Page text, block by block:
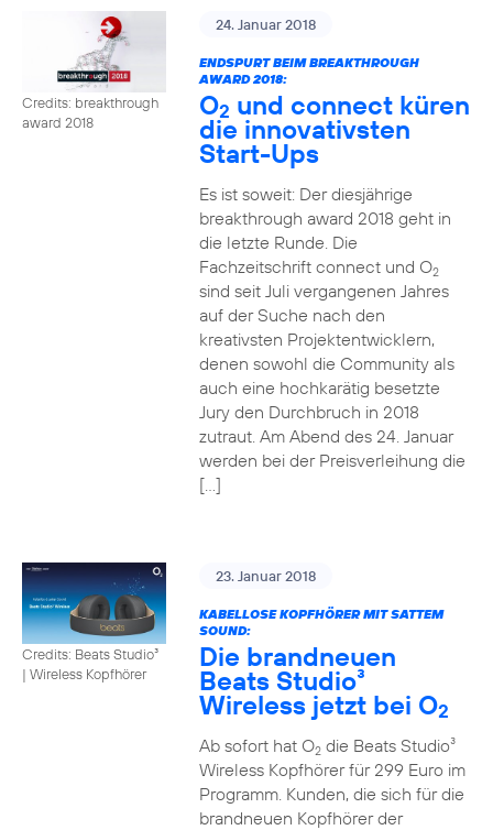
Credits: breakthrough
award 2018
24. Januar 2018
ENDSPURT BEIM BREAKTHROUGH
AWARD 2018:
O2 und connect küren
die innovativsten
Start-Ups
Es ist soweit: Der diesjährige
breakthrough award 2018 geht in
die letzte Runde. Die
Fachzeitschrift connect und O2
sind seit Juli vergangenen Jahres
auf der Suche nach den
kreativsten Projektentwicklern,
denen sowohl die Community als
auch eine hochkarätig besetzte
Jury den Durchbruch in 2018
zutraut. Am Abend des 24. Januar
werden bei der Preisverleihung die
[…]
Credits: Beats Studio³
| Wireless Kopfhörer
23. Januar 2018
KABELLOSE KOPFHÖRER MIT SATTEM
SOUND:
Die brandneuen
Beats Studio³
Wireless jetzt bei O2
Ab sofort hat O2die Beats Studio³
Wireless Kopfhörer für 299 Euro im
Programm. Kunden, die sich für die
brandneuen Kopfhörer der